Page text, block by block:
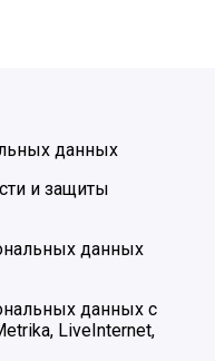
данных
и защиты
данных
данных с
LiveInternet,